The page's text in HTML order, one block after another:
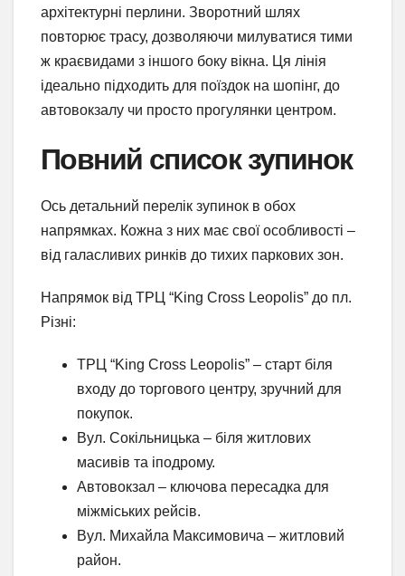
архітектурні перлини. Зворотний шлях
повторює трасу, дозволяючи милуватися тими
ж краєвидами з іншого боку вікна. Ця лінія
ідеально підходить для поїздок на шопінг, до
автовокзалу чи просто прогулянки центром.
Повний список зупинок
Ось детальний перелік зупинок в обох
напрямках. Кожна з них має свої особливості –
від галасливих ринків до тихих паркових зон.
Напрямок від ТРЦ “King Cross Leopolis” до пл.
Різні:
ТРЦ “King Cross Leopolis” – старт біля
входу до торгового центру, зручний для
покупок.
Вул. Сокільницька – біля житлових
масивів та іподрому.
Автовокзал – ключова пересадка для
міжміських рейсів.
Вул. Михайла Максимовича – житловий
район.